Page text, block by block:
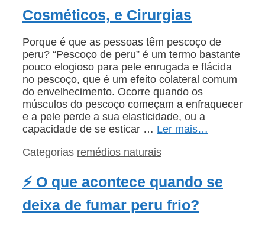
Cosméticos, e Cirurgias
Porque é que as pessoas têm pescoço de
peru? “Pescoço de peru” é um termo bastante
pouco elogioso para pele enrugada e flácida
no pescoço, que é um efeito colateral comum
do envelhecimento. Ocorre quando os
músculos do pescoço começam a enfraquecer
e a pele perde a sua elasticidade, ou a
capacidade de se esticar … Ler mais…
Categorias remédios naturais
⚡ O que acontece quando se
deixa de fumar peru frio?